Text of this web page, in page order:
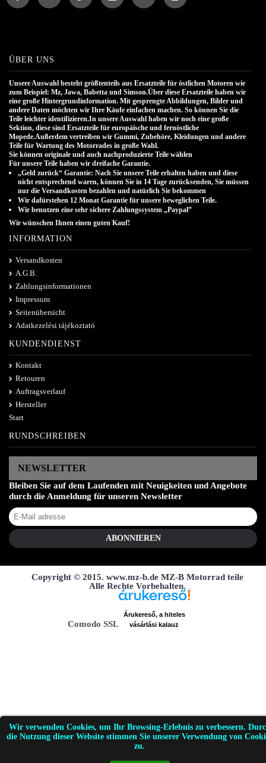
Wir verwenden Cookies, um Ihr Browsing-Erlebnis zu verbessern.
die Nutzung dieser Website stimmen Sie unserer Verwendung von
zu.
ÜBER UNS
Unsere Auswahl besteht größtenteils aus Ersatzteile für östlichen Motoren wie
zum Beispiel: Mz, Jawa, Babetta und Simson.Über diese Ersatzteile haben wir
eine große Hintergrundinformation. Mit gesprengte Abbildungen, Bilder und
andere Daten möchten wir Ihre Käufe einfachen machen. So können Sie die
Teile leichter identifizieren.In unsere Auswahl haben wir noch eine große
Sektion, diese sind Ersatzteile für europäische und fernöstliche
Mopede.Außerdem vertreiben wir Gummi, Zubehöre, Kleidungen und andere
Teile für Wartung des Motorrades in große Wahl.
Sie können originale und auch nachproduzierte Teile wählen
Für unsere Teile haben wir dreifache Garantie.
„Geld zurück“ Garantie: Nach Sie unsere Teile erhalten haben und diese
nicht entsprechend waren, können Sie in 14 Tage zurücksenden, Sie müssen
nur die Versandkosten bezahlen und natürlich Sie bekommen
Wir dafürstehen 12 Monat Garantie für unsere beweglichen Teile.
Wir benutzen eine sehr sichere Zahlungssystem „Paypal”
Wir wünschen Ihnen einen guten Kauf!
INFORMATION
Versandkosten
A.G.B.
Zahlungsinformationen
Impressum
Seitenübersicht
Adatkezelési tájékoztató
KUNDENDIENST
Kontakt
Retouren
Auftragsverlauf
Hersteller
Start
RUNDSCHREIBEN
NEWSLETTER
Bleiben Sie auf dem Laufenden mit Neuigkeiten und Angebote
durch die Anmeldung für unseren Newsletter
ABONNIEREN
Copyright © 2015. www.mz-b.de MZ-B Motorrad teile
Alle Rechte Vorbehalten.
Comodo SSL
Árukereső, a hiteles
vásárlási kalauz